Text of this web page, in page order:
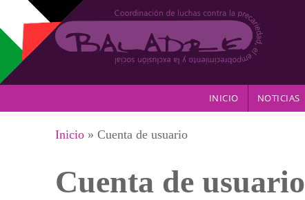
Pasar al contenido principal
INICIO NOTICIAS
Se encuentra usted aquí
Inicio » Cuenta de usuario
Cuenta de usuario